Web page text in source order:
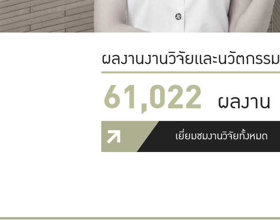
ผลงานงานวิจัยและนวัตกรรม
61,022 ผลงาน
เยี่ยมชมงานวิจัยทั้งหมด